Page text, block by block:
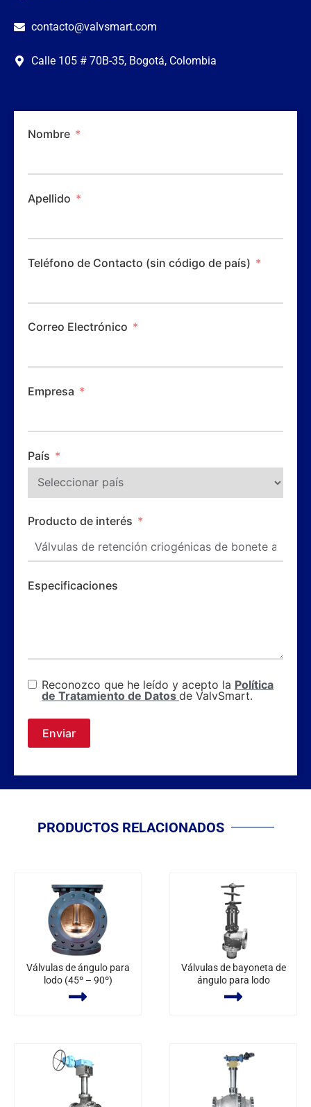
contacto@valvsmart.com
Calle 105 # 70B-35, Bogotá, Colombia
Nombre
Apellido
Teléfono de Contacto (sin código de país)
Correo Electrónico
Empresa
País
Producto de interés
Especificaciones
Reconozco que he leído y acepto la Política
de Tratamiento de Datos de ValvSmart.
Enviar
PRODUCTOS RELACIONADOS
Válvulas de ángulo para
lodo (45º – 90º)
Válvulas de bayoneta de
ángulo para lodo